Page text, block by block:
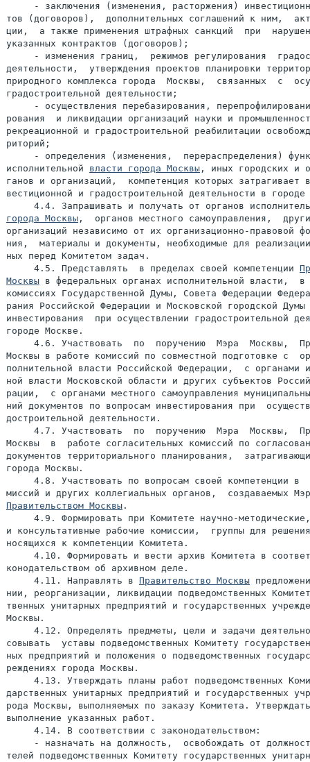
- заключения (изменения, расторжения)
тов (договоров),  дополнительных соглашений к ним,
ции,  а также применения штрафных санкций  при
указанных контрактов (договоров);
- изменения границ,  режимов регулирования
деятельности,  утверждения проектов планировки
природного комплекса города  Москвы,  связанных  с
градостроительной деятельности;
- осуществления перебазирования,
рования  и ликвидации организаций науки и
рекреационной и градостроительной реабилитации
риторий;
- определения (изменения,  перераспределения)
исполнительной власти города Москвы , иных городских и
ганов и организаций,  компетенция которых затрагивает
вестиционной и градостроительной деятельности в
4.4. Запрашивать и получать от органов
города Москвы ,  органов местного самоуправления,
организаций независимо от их организационно-правовой
ния,  материалы и документы, необходимые для
ных перед Комитетом задач.
     4.5. Представлять  в пределах своей компетенции
Москвы в федеральных органах исполнительной власти,
комиссиях Государственной Думы, Совета Федерации
рания Российской Федерации и Московской городской Думы
инвестирования  при осуществлении градостроительной
городе Москве.
4.6. Участвовать  по  поручению  Мэра  Москвы,
Москвы в работе комиссий по совместной подготовке с
полнительной власти Российской Федерации,  с органами
ной власти Московской области и других субъектов
рации,  с органами местного самоуправления
ний документов по вопросам инвестирования при
достроительной деятельности.
4.7. Участвовать  по  поручению  Мэра  Москвы,
Москвы  в  работе согласительных комиссий по
документов территориального планирования,
города Москвы.
4.8. Участвовать по вопросам своей компетенции в
Правительством Москвы .
4.9. Формировать при Комитете научно-
и консультативные рабочие комиссии,  группы для
носящихся к компетенции Комитета.
4.10. Формировать и вести архив Комитета в
конодательством об архивном деле.
     4.11. Направлять в
Правительство Москвы
нии, реорганизации, ликвидации подведомственных
твенных унитарных предприятий и государственных
Москвы.
4.12. Определять предметы, цели и задачи
совывать  уставы подведомственных Комитету
ных предприятий и положения о подведомственных
реждениях города Москвы.
4.13. Утверждать планы работ подведомственных
дарственных унитарных предприятий и государственных
рода Москвы, выполняемых по заказу Комитета.
выполнение указанных работ.
     4.14. В соответствии с законодательством:
- назначать на должность,  освобождать от
телей подведомственных Комитету государственных